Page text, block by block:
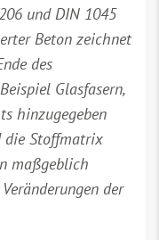
und DIN 1045
Beton zeichnet
des
Glasfasern,
hinzugegeben
die Stoffmatrix
maßgeblich
der